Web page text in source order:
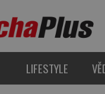
LIFESTYLE